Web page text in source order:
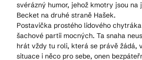
svérázný humor, jehož kmotry jsou na
Becket na druhé straně Hašek.
Postavička prostého lidového
šachové partii mocných. Ta snaha
hrát vždy tu roli, která se právě žádá,
situace i něco pro sebe, onen